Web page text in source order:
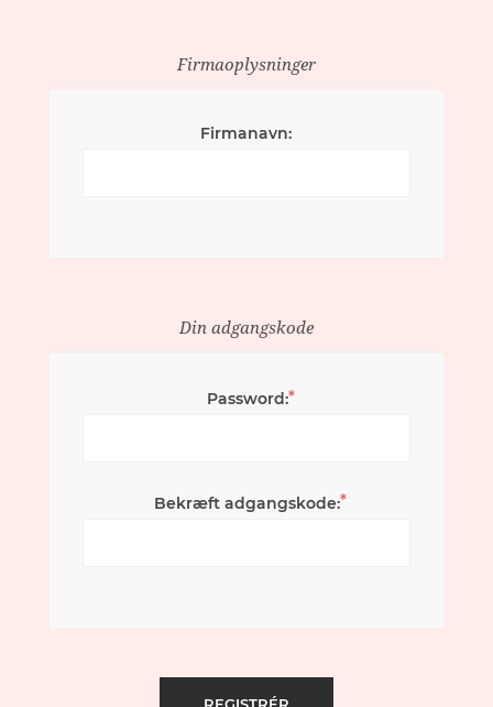
Firmaoplysninger
Firmanavn:
Din adgangskode
Password:*
Bekræft adgangskode:*